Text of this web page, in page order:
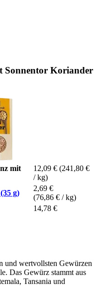
Sonnentor Koriander
mit
12,09 € (241,80 €
/ kg)
g)
2,69 €
(76,86 € / kg)
14,78 €
und wertvollsten Gewürzen
Das Gewürz stammt aus
Tansania und